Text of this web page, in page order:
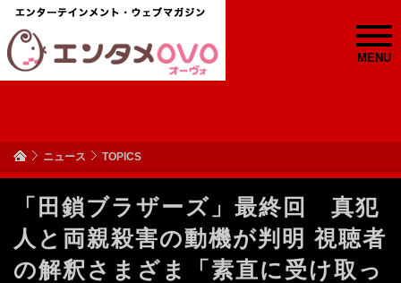
MENU
ニュース TOPICS
「田鎖ブラザーズ」最終回 真犯
人と両親殺害の動機が判明 視聴者
の解釈さまざま「素直に受け取っ